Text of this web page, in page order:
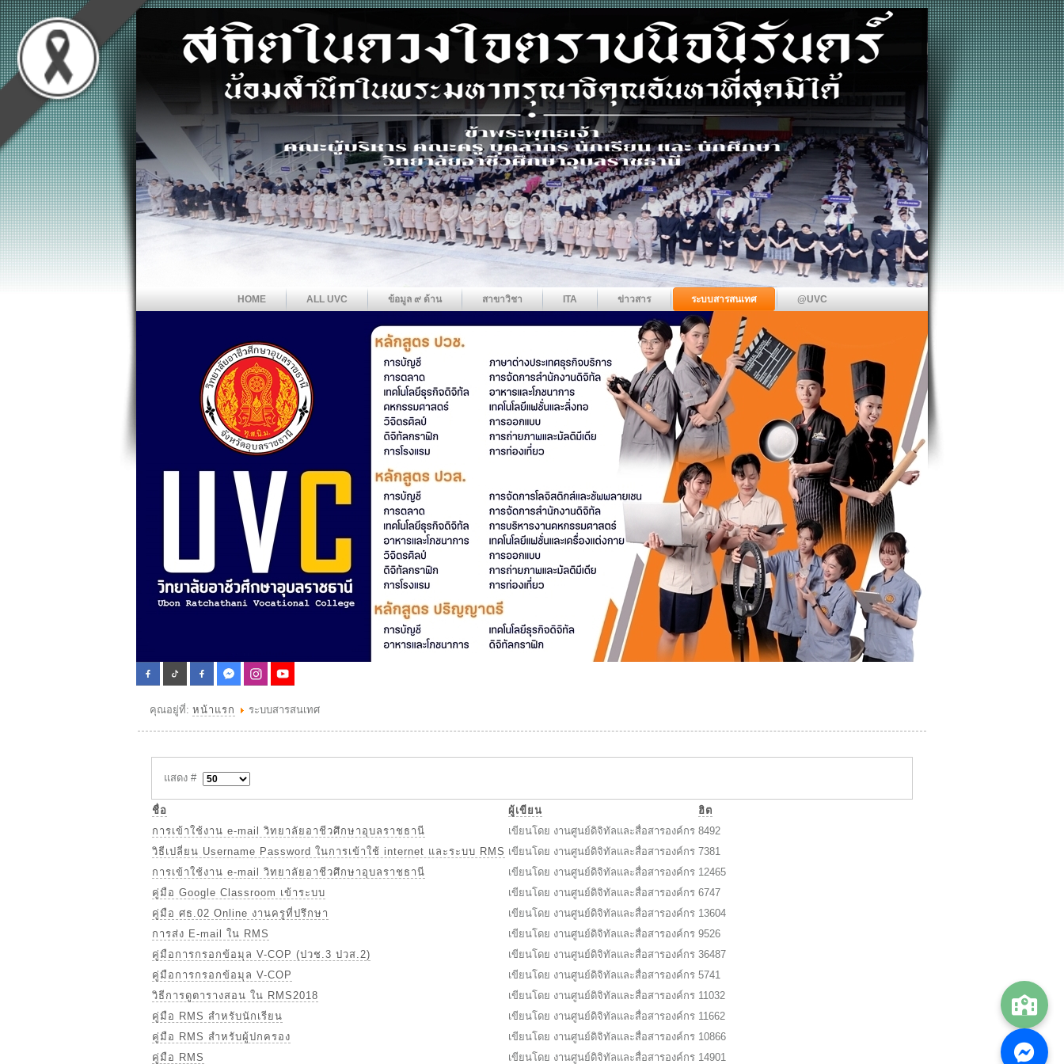
HOME ALL UVC ข้อมูล ๙ ด้าน สาขาวิชา ITA ข่าวสาร ระบบสารสนเทศ @UVC
คุณอยู่ที่: หน้าแรก ระบบสารสนเทศ
แสดง #
ชื่อ ผู้เขียน
ฮิต
การเข้าใช้งาน e-mail วิทยาลัยอาชีวศึกษาอุบลราชธานี
เขียนโดย งานศูนย์ดิจิทัลและสื่อสารองค์กร 8492
วิธีเปลี่ยน Username Password ในการเข้าใช้ internet และระบบ RMS เขียนโดย งานศูนย์ดิจิทัลและสื่อสารองค์กร 7381
การเข้าใช้งาน e-mail วิทยาลัยอาชีวศึกษาอุบลราชธานี
เขียนโดย งานศูนย์ดิจิทัลและสื่อสารองค์กร 12465
คู่มือ Google Classroom เข้าระบบ
เขียนโดย งานศูนย์ดิจิทัลและสื่อสารองค์กร 6747
คู่มือ ศธ.02 Online งานครูที่ปรึกษา
เขียนโดย งานศูนย์ดิจิทัลและสื่อสารองค์กร 13604
การส่ง E-mail ใน RMS
เขียนโดย งานศูนย์ดิจิทัลและสื่อสารองค์กร 9526
คู่มือการกรอกข้อมุล V-COP (ปวช.3 ปวส.2)
เขียนโดย งานศูนย์ดิจิทัลและสื่อสารองค์กร 36487
คู่มือการกรอกข้อมุล V-COP
เขียนโดย งานศูนย์ดิจิทัลและสื่อสารองค์กร 5741
วิธีการดูตารางสอน ใน RMS2018
เขียนโดย งานศูนย์ดิจิทัลและสื่อสารองค์กร 11032
คู่มือ RMS สำหรับนักเรียน
เขียนโดย งานศูนย์ดิจิทัลและสื่อสารองค์กร 11662
คู่มือ RMS สำหรับผู้ปกครอง
เขียนโดย งานศูนย์ดิจิทัลและสื่อสารองค์กร 10866
คู่มือ RMS
เขียนโดย งานศูนย์ดิจิทัลและสื่อสารองค์กร 14901